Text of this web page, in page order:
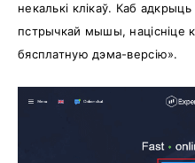
некалькі клікаў. Каб
пстрычкай мышы, націсніце
бясплатную дэма-версію».